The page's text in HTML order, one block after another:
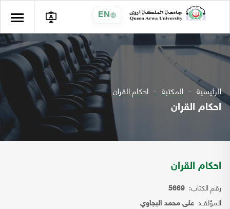
EN
الرئيسية المكتبة احكام القران
احكام القران
احكام القران
رقم الكتاب: 5669
المؤلف: على محمد البجاوي